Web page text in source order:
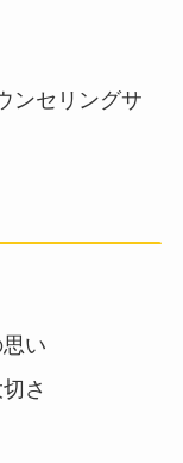
ンセリングサ
い
さ